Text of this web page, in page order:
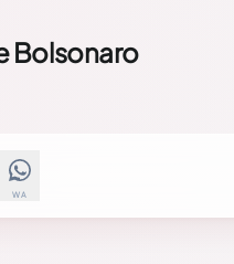
Bolsonaro
WA